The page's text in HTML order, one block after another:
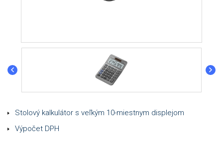
Stolový kalkulátor s veľkým 10-miestnym displejom
Výpočet DPH